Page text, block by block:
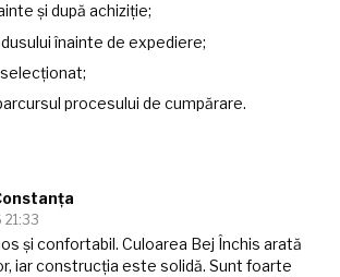
și după achiziție;
înainte de expediere;
procesului de cumpărare.
și confortabil. Culoarea Bej Închis arată
iar construcția este solidă. Sunt foarte